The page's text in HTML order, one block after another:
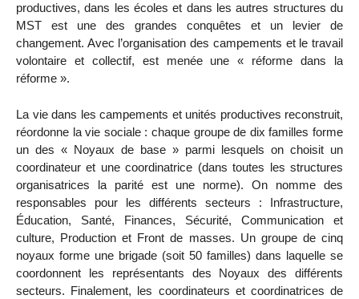
productives, dans les écoles et dans les autres structures du
MST est une des grandes conquêtes et un levier de
changement. Avec l’organisation des campements et le travail
volontaire et collectif, est menée une « réforme dans la
réforme ».
La vie dans les campements et unités productives reconstruit,
réordonne la vie sociale : chaque groupe de dix familles forme
un des « Noyaux de base » parmi lesquels on choisit un
coordinateur et une coordinatrice (dans toutes les structures
organisatrices la parité est une norme). On nomme des
responsables pour les différents secteurs : Infrastructure,
Éducation, Santé, Finances, Sécurité, Communication et
culture, Production et Front de masses. Un groupe de cinq
noyaux forme une brigade (soit 50 familles) dans laquelle se
coordonnent les représentants des Noyaux des différents
secteurs. Finalement, les coordinateurs et coordinatrices de